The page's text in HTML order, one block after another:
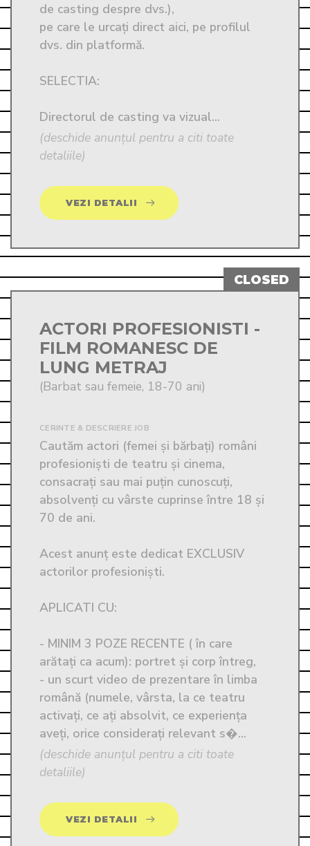
de casting despre dvs.),
pe care le urcați direct aici, pe profilul
dvs. din platformă.
SELECTIA:
Directorul de casting va vizual...
(deschide anunțul pentru a citi toate
detaliile)
VEZI DETALII
ACTORI PROFESIONISTI -
FILM ROMANESC DE
LUNG METRAJ
(Barbat sau femeie, 18-70 ani)
CERINTE & DESCRIERE JOB
Cautăm actori (femei și bărbați) români
profesioniști de teatru și cinema,
consacrați sau mai puțin cunoscuți,
absolvenți cu vârste cuprinse între 18 și
70 de ani.
Acest anunț este dedicat EXCLUSIV
actorilor profesioniști.
APLICATI CU:
- MINIM 3 POZE RECENTE ( în care
arătați ca acum): portret și corp întreg,
- un scurt video de prezentare în limba
română (numele, vârsta, la ce teatru
activați, ce ați absolvit, ce experiența
aveți, orice considerați relevant s�...
(deschide anunțul pentru a citi toate
detaliile)
VEZI DETALII